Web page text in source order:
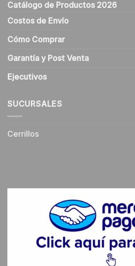
Catálogo de Productos 2026
Costos de Envío
Cómo Comprar
Garantía y Post Venta
Ejecutivos
SUCURSALES
Cerrillos